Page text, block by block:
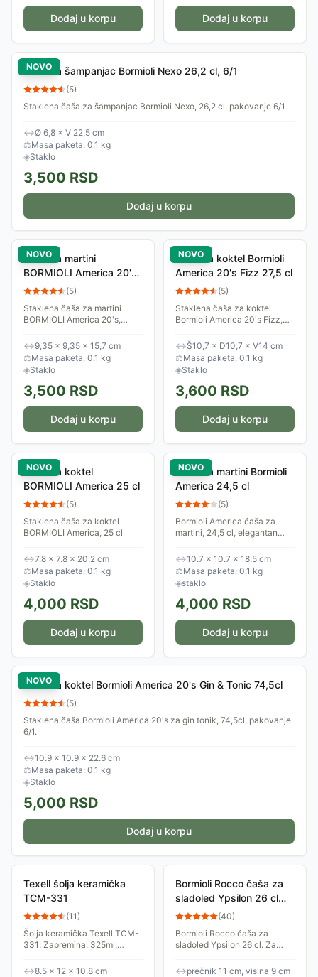
Dodaj u korpu Dodaj u korpu
NOVO
Čaša za šampanjac Bormioli Nexo 26,2 cl, 6/1
(5)
Staklena čaša za šampanjac Bormioli Nexo, 26,2 cl, pakovanje 6/1
↔Ø 6,8 × V 22,5 cm
⚖Masa paketa: 0.1 kg
◈Staklo
3,500 RSD
Dodaj u korpu
NOVO
Čaša za martini
BORMIOLI America 20's
15,5 cl
(5)
Staklena čaša za martini
BORMIOLI America 20's,
↔9,35 × 9,35 × 15,7 cm
⚖Masa paketa: 0.1 kg
◈Staklo
3,500 RSD
Dodaj u korpu
NOVO
Čaša za koktel Bormioli
America 20's Fizz 27,5 cl
(5)
Staklena čaša za koktel
Bormioli America 20's Fizz,
↔Š10,7 × D10,7 × V14 cm
⚖Masa paketa: 0.1 kg
◈Staklo
3,600 RSD
Dodaj u korpu
NOVO
Čaša za koktel
BORMIOLI America 25 cl
(5)
Staklena čaša za koktel
BORMIOLI America, 25 cl
↔7.8 × 7.8 × 20.2 cm
⚖Masa paketa: 0.1 kg
◈Staklo
4,000 RSD
Dodaj u korpu
NOVO
Čaša za martini Bormioli
America 24,5 cl
(5)
Bormioli America čaša za
martini, 24,5 cl, elegantan
↔10.7 × 10.7 × 18.5 cm
⚖Masa paketa: 0.1 kg
◈staklo
4,000 RSD
Dodaj u korpu
NOVO
Čaša za koktel Bormioli America 20's Gin & Tonic 74,5cl
(5)
Staklena čaša Bormioli America 20's za gin tonik, 74,5cl, pakovanje
6/1.
↔10.9 × 10.9 × 22.6 cm
⚖Masa paketa: 0.1 kg
◈Staklo
5,000 RSD
Dodaj u korpu
Texell šolja keramička
TCM-331
(11)
Šolja keramička Texell TCM-
331; Zapremina: 325ml;
↔8.5 × 12 × 10.8 cm
Bormioli Rocco čaša za
sladoled Ypsilon 26 cl
340750M(40)
Bormioli Rocco čaša za
sladoled Ypsilon 26 cl. Za
sladoled, voćnu salatu,
↔prečnik 11 cm, visina 9 cm